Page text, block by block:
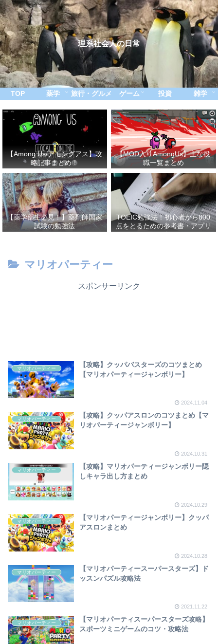
理系社会人の日常
TOP 薬学 旅行・グルメ ゲーム 投資 雑学
【Among Us/アモングアス】攻
略記事まとめ！
【MOD入りAmongUs】主な役
職一覧まとめ
【薬学部生必見！】薬剤師国家
試験の勉強法
TOEIC勉強法！初心者から800
点をとるための参考書・アプリ
を紹介！
マリオパーティー
スポンサーリンク
マリオパーティー
【攻略】クッパバスターズのコツまとめ
【マリオパーティージャンボリー】
2024.11.04
マリオパーティー
【攻略】クッパアスロンのコツまとめ【マ
リオパーティージャンボリー】
2024.10.31
マリオパーティー
【攻略】マリオパーティージャンボリー隠
しキャラ出し方まとめ
2024.10.29
マリオパーティー
【マリオパーティージャンボリー】クッパ
アスロンまとめ
2024.10.28
マリオパーティー
【マリオパーティースーパースターズ】ド
ッスンパズル攻略法
2021.11.22
マリオパーティー
【マリオパーティスーパースターズ攻略】
スポーツミニゲームのコツ・攻略法